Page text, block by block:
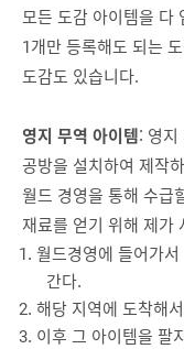
모든 도감 아이템을 다
1개만 등록해도 되는
도감도 있습니다.
영지 무역 아이템: 영지
공방을 설치하여 제작
월드 경영을 통해 수급
재료를 얻기 위해 제가
월드경영에 들어가
간다.
해당 지역에 도착해
이후 그 아이템을 팔